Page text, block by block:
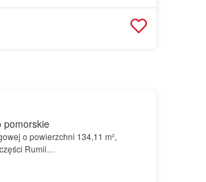
pomorskie
o powierzchni 134,11 m²,
Rumii…